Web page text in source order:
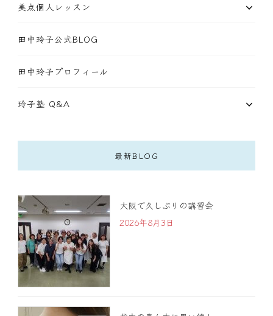
美点個人レッスン
田中玲子公式BLOG
田中玲子プロフィール
玲子塾 Q&A
最新BLOG
大阪で久しぶりの講習会
2026年8月3日